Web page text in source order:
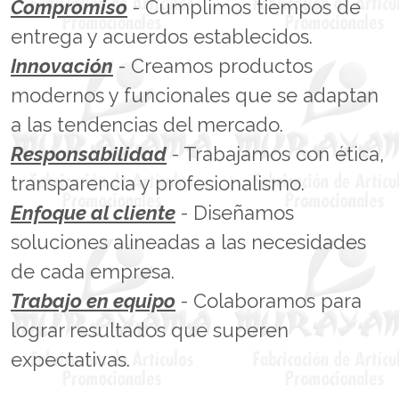
Compromiso - Cumplimos tiempos de
entrega y acuerdos establecidos.
Innovación - Creamos productos
modernos y funcionales que se adaptan
a las tendencias del mercado.
Responsabilidad- Trabajamos con ética,
transparencia y profesionalismo.
Enfoque al cliente - Diseñamos
soluciones alineadas a las necesidades
de cada empresa.
Trabajo en equipo - Colaboramos para
lograr resultados que superen
expectativas.